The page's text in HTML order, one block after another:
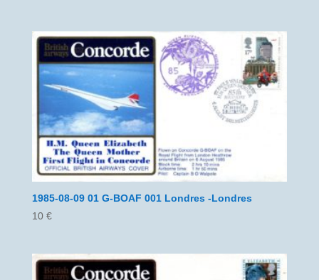
1985-08-09 01 G-BOAF 001 Londres -Londres
10 €